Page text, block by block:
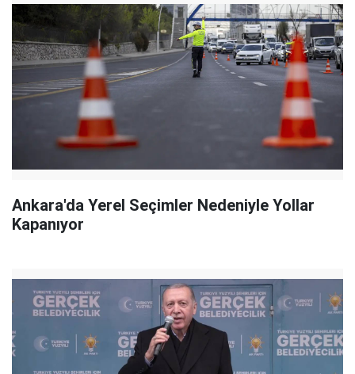
Ankara'da Yerel Seçimler Nedeniyle Yollar
Kapanıyor